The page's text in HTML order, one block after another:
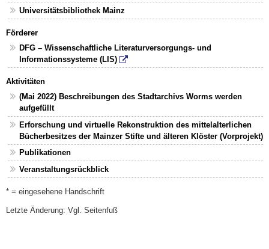
Universitätsbibliothek Mainz
Förderer
DFG – Wissenschaftliche Literaturversorgungs- und
Informationssysteme (LIS)
Aktivitäten
(Mai 2022) Beschreibungen des Stadtarchivs Worms werden
aufgefüllt
Erforschung und virtuelle Rekonstruktion des mittelalterlichen
Bücherbesitzes der Mainzer Stifte und älteren Klöster (Vorprojekt)
Publikationen
Veranstaltungsrückblick
* = eingesehene Handschrift
Letzte Änderung: Vgl. Seitenfuß